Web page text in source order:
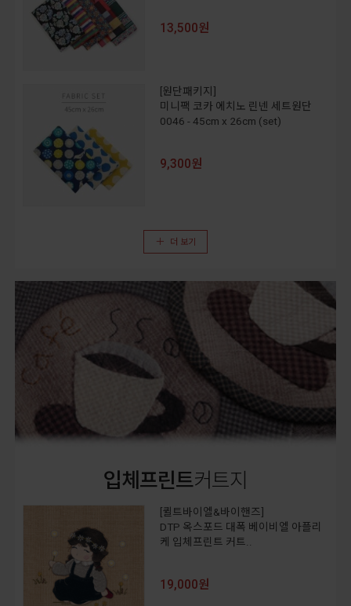
13,500원
[원단패키지]
미니팩 코카 에치노 린넨 세트원단
0046 - 45cm x 26cm (set)
9,300원
더 보기
입체프린트커트지
[퀼트바이엘&바이핸즈]
DTP 옥스포드 대폭 베이비엘 아플리
케 입체프린트 커트..
19,000원